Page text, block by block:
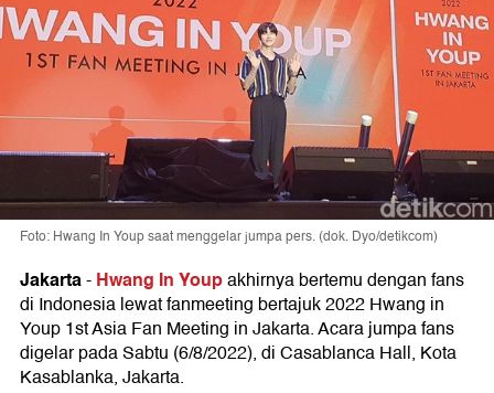
Foto: Hwang In Youp saat menggelar jumpa pers. (dok. Dyo/detikcom)
Jakarta-Hwang In Youpakhirnya bertemu dengan fans
di Indonesia lewat fanmeeting bertajuk 2022 Hwang in
Youp 1st Asia Fan Meeting in Jakarta. Acara jumpa fans
digelar pada Sabtu (6/8/2022), di Casablanca Hall, Kota
Kasablanka, Jakarta.